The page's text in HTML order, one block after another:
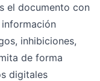
el documento con
información
inhibiciones,
de forma
digitales